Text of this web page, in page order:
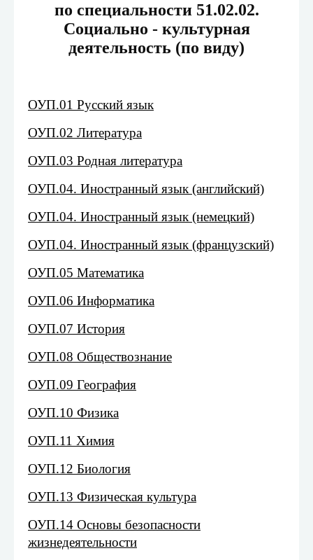
по специальности 51.02.02.
Социально - культурная
деятельность (по виду)
ОУП.01 Русский язык
ОУП.02 Литература
ОУП.03 Родная литература
ОУП.04. Иностранный язык (английский)
ОУП.04. Иностранный язык (немецкий)
ОУП.04. Иностранный язык (французский)
ОУП.05 Математика
ОУП.06 Информатика
ОУП.07 История
ОУП.08 Обществознание
ОУП.09 География
ОУП.10 Физика
ОУП.11 Химия
ОУП.12 Биология
ОУП.13 Физическая культура
ОУП.14 Основы безопасности
жизнедеятельности